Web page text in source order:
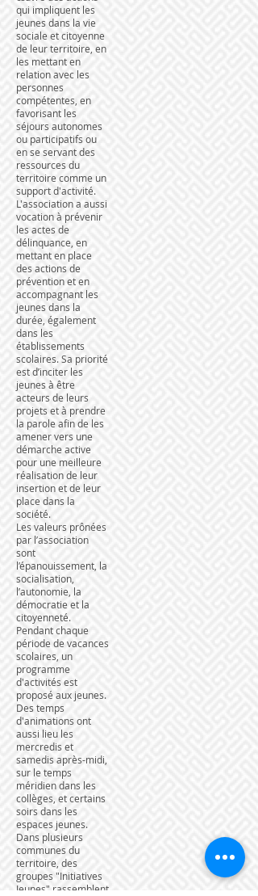
qui impliquent les
jeunes dans la vie
sociale et citoyenne
de leur territoire, en
les mettant en
relation avec les
personnes
compétentes, en
favorisant les
séjours autonomes
ou participatifs ou
en se servant des
ressources du
territoire comme un
support d'activité.
L'association a aussi
vocation à prévenir
les actes de
délinquance, en
mettant en place
des actions de
prévention et en
accompagnant les
jeunes dans la
durée, également
dans les
établissements
scolaires. Sa priorité
est d’inciter les
jeunes à être
acteurs de leurs
projets et à prendre
la parole afin de les
amener vers une
démarche active
pour une meilleure
réalisation de leur
insertion et de leur
place dans la
société.
Les valeurs prônées
par l’association
sont
l’épanouissement, la
socialisation,
l’autonomie, la
démocratie et la
citoyenneté.
Pendant chaque
période de vacances
scolaires, un
programme
d'activités est
proposé aux jeunes.
Des temps
d'animations ont
aussi lieu les
mercredis et
samedis après-midi,
sur le temps
méridien dans les
collèges, et certains
soirs dans les
espaces jeunes.
Dans plusieurs
communes du
territoire, des
groupes "Initiatives
Jeunes" rassemblent